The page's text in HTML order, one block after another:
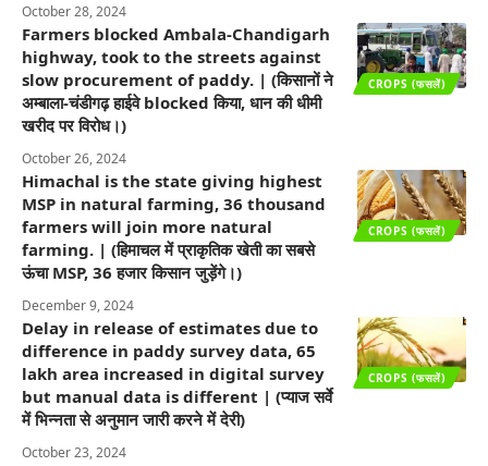
October 28, 2024
CROPS (फसलें)
Farmers blocked Ambala-Chandigarh
highway, took to the streets against
slow procurement of paddy. | (किसानों ने
अम्बाला-चंडीगढ़ हाईवे blocked किया, धान की धीमी
खरीद पर विरोध।)
October 26, 2024
CROPS (फसलें)
Himachal is the state giving highest
MSP in natural farming, 36 thousand
farmers will join more natural
farming. | (हिमाचल में प्राकृतिक खेती का सबसे
ऊंचा MSP, 36 हजार किसान जुड़ेंगे।)
December 9, 2024
CROPS (फसलें)
Delay in release of estimates due to
difference in paddy survey data, 65
lakh area increased in digital survey
but manual data is different | (प्याज सर्वे
में भिन्नता से अनुमान जारी करने में देरी)
October 23, 2024